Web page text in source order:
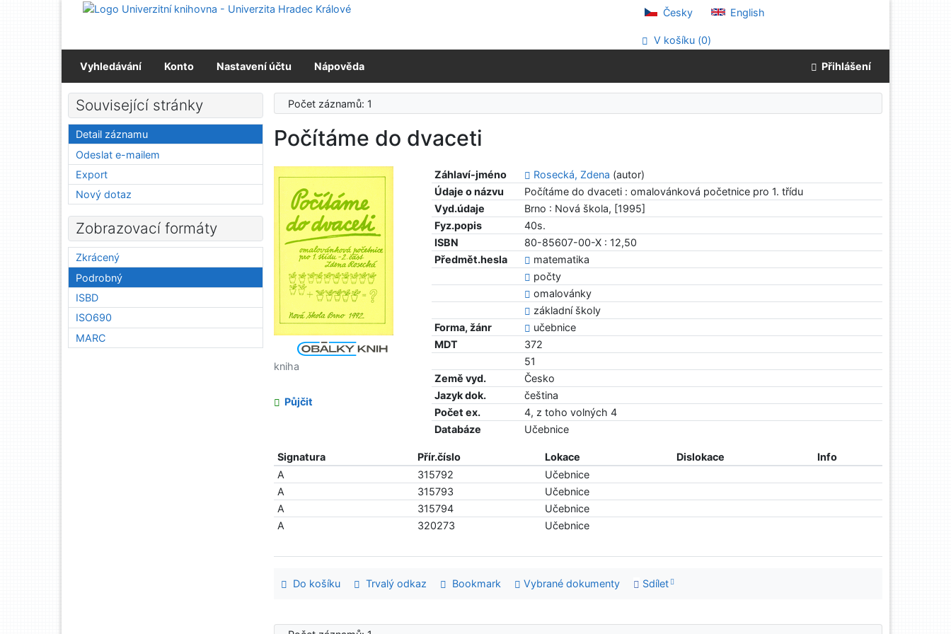
Přejít na obsah
Česky English
V košíku (0)
Vyhledávání Konto Nastavení účtu Nápověda Přihlášení
Počet záznamů: 1
Počítáme do dvaceti
Záhlaví-jméno Rosecká, Zdena (autor)
Údaje o názvu
Počítáme do dvaceti : omalovánková početnice pro 1. třídu
Vyd.údaje
Brno : Nová škola, [1995]
Fyz.popis
40s.
ISBN
80-85607-00-X : 12,50
Předmět.hesla
matematika
počty
omalovánky
základní školy
Forma, žánr
učebnice
MDT
372
51
Země vyd.
Česko
Jazyk dok.
čeština
Počet ex.
4, z toho volných 4
Databáze
Učebnice
kniha
Půjčit
Signatura Přír.číslo Lokace Dislokace
Info
A
315792
Učebnice
A
315793
Učebnice
A
315794
Učebnice
A
320273 Učebnice
Do košíku Trvalý odkaz Bookmark Vybrané dokumenty Sdílet
Související stránky
Detail záznamu
Odeslat e-mailem
Export
Nový dotaz
Zobrazovací formáty
Zkrácený
Podrobný
ISBD
ISO690
MARC